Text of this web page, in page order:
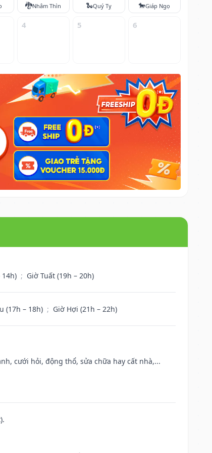
🐉Nhâm Thìn 🐍Quý Tỵ 🐎Giáp Ngọ
4 5 6
14h) ; Giờ Tuất (19h – 20h)
(17h – 18h) ; Giờ Hợi (21h – 22h)
cưới hỏi, động thổ, sửa chữa hay cất nhà,...